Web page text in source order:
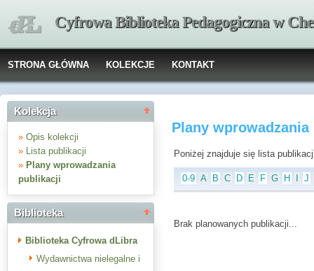
Cyfrowa Biblioteka Pedagogiczna w
STRONA GŁÓWNA KOLEKCJE KONTAKT
Kolekcja
» Opis kolekcji
» Lista publikacji
» Plany wprowadzania
publikacji
Biblioteka
Biblioteka Cyfrowa dLibra
Wydawnictwa nielegalne i
Plany
Poniżej znajduje się lista
0-9 A B C D E F G H J
Brak planowanych publikacji...